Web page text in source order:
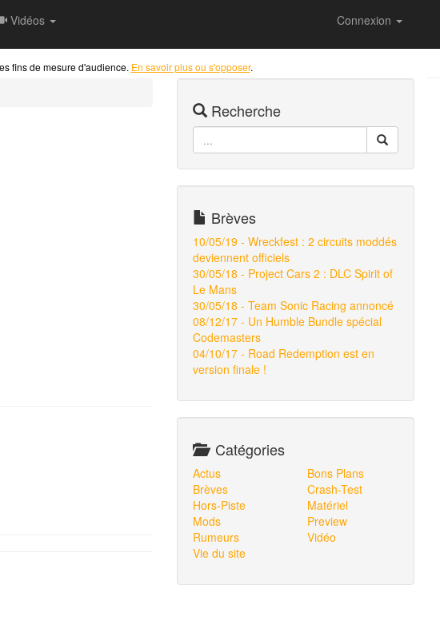
fins de mesure d'audience. En savoir plus ou s'opposer.
Vidéos Connexion
Recherche
Brèves
10/05/19 - Wreckfest : 2 circuits moddés
deviennent officiels
30/05/18 - Project Cars 2 : DLC Spirit of
Le Mans
30/05/18 - Team Sonic Racing annoncé
08/12/17 - Un Humble Bundle spécial
Codemasters
04/10/17 - Road Redemption est en
version finale !
Catégories
Actus
Brèves
Hors-Piste
Mods
Rumeurs
Vie du site
Bons Plans
Crash-Test
Matériel
Preview
Vidéo